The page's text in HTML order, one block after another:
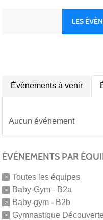
LES
Évènements à venir
Aucun événement
ÉVÉNEMENTS PAR
Toutes les équipes
Baby-Gym - B2a
Baby-gym - B2b
Gymnastique